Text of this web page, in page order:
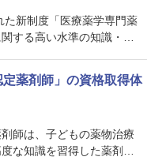
を取得するとどのような
ょうか。
た新制度「医療薬学専門薬
する高い水準の知識・技
件は多岐に渡り、審査も複
さんに対して一定の能力
えます。
定薬剤師」の資格取得体
師は、子どもの薬物治療
な知識を習得した薬剤師